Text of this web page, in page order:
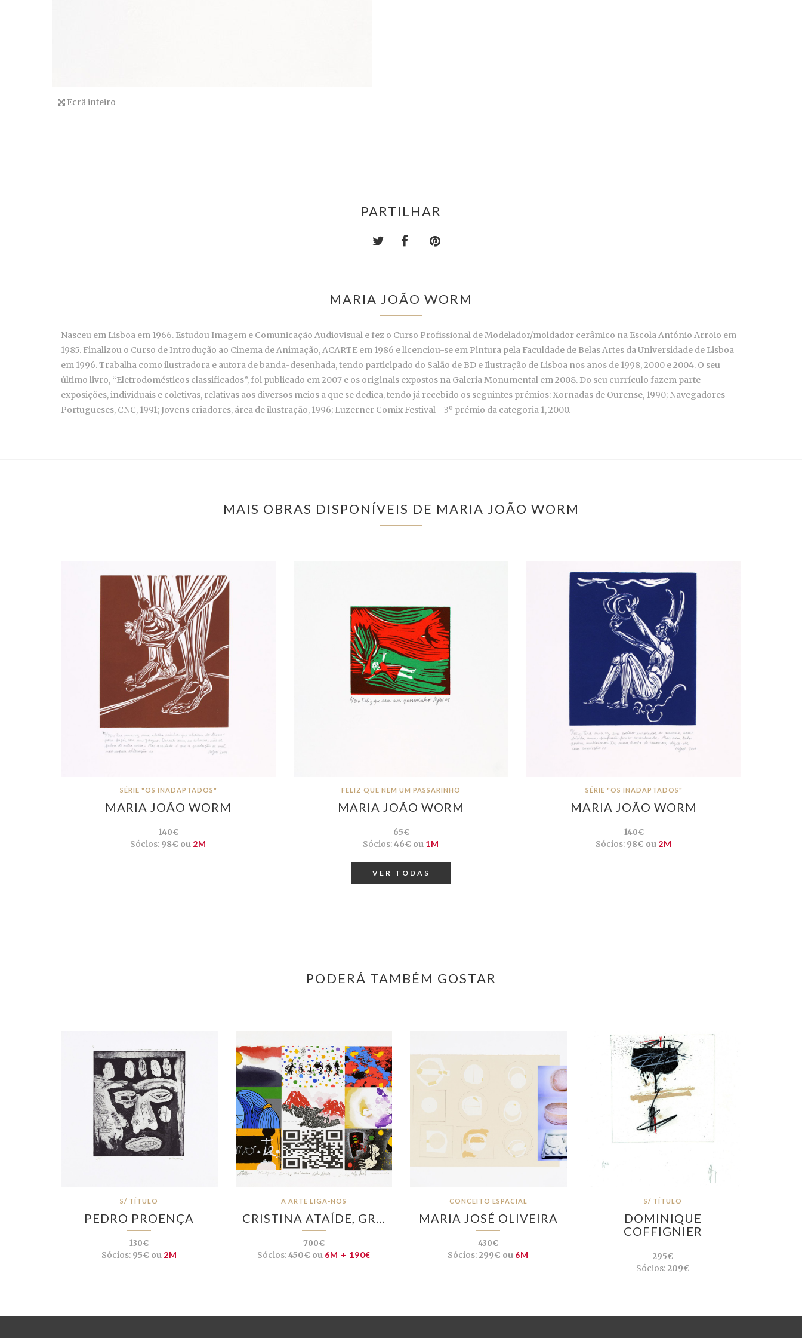
Ecrã inteiro
PARTILHAR
MARIA JOÃO WORM
Nasceu em Lisboa em 1966. Estudou Imagem e Comunicação Audiovisual e fez o Curso Profissional de Modelador/moldador cerâmico na Escola António Arroio em
1985. Finalizou o Curso de Introdução ao Cinema de Animação, ACARTE em 1986 e licenciou-se em Pintura pela Faculdade de Belas Artes da Universidade de Lisboa
em 1996. Trabalha como ilustradora e autora de banda-desenhada, tendo participado do Salão de BD e Ilustração de Lisboa nos anos de 1998, 2000 e 2004. O seu
último livro, “Eletrodomésticos classificados”, foi publicado em 2007 e os originais expostos na Galeria Monumental em 2008. Do seu currículo fazem parte
exposições, individuais e coletivas, relativas aos diversos meios a que se dedica, tendo já recebido os seguintes prémios: Xornadas de Ourense, 1990; Navegadores
Portugueses, CNC, 1991; Jovens criadores, área de ilustração, 1996; Luzerner Comix Festival - 3º prémio da categoria 1, 2000.
MAIS OBRAS DISPONÍVEIS DE MARIA JOÃO WORM
SÉRIE "OS INADAPTADOS"
MARIA JOÃO WORM
140€
Sócios: 98€ ou 2M
FELIZ QUE NEM UM PASSARINHO
MARIA JOÃO WORM
65€
Sócios:46€ ou 1M
SÉRIE "OS INADAPTADOS"
MARIA JOÃO WORM
140€
Sócios: 98€ ou 2M
VER TODAS
PODERÁ TAMBÉM GOSTAR
S/ TÍTULO
PEDRO PROENÇA
130€
Sócios:95€ ou 2M
A ARTE LIGA-NOS
CRISTINA ATAÍDE, GR…
700€
Sócios:450€ ou 6M + 190€
CONCEITO ESPACIAL
MARIA JOSÉ OLIVEIRA
430€
Sócios:299€ ou 6M
S/ TÍTULO
DOMINIQUE
COFFIGNIER
295€
Sócios:209€